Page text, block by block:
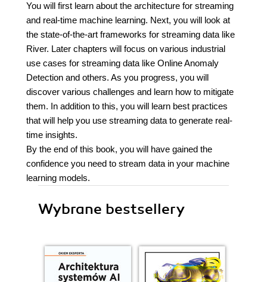
You will first learn about the architecture for streaming
and real-time machine learning. Next, you will look at
the state-of-the-art frameworks for streaming data like
River. Later chapters will focus on various industrial
use cases for streaming data like Online Anomaly
Detection and others. As you progress, you will
discover various challenges and learn how to mitigate
them. In addition to this, you will learn best practices
that will help you use streaming data to generate real-
time insights.
By the end of this book, you will have gained the
confidence you need to stream data in your machine
learning models.
Wybrane bestsellery